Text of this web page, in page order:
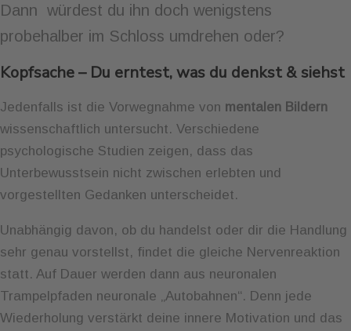
Dann würdest du ihn doch wenigstens
probehalber im Schloss umdrehen oder?
Kopfsache – Du erntest, was du denkst & siehst
Jedenfalls ist die Vorwegnahme von mentalen Bildern
wissenschaftlich untersucht. Verschiedene
psychologische Studien zeigen, dass das
Unterbewusstsein nicht zwischen erlebten und
vorgestellten Gedanken unterscheidet.
Unabhängig davon, ob du handelst oder dir die Handlung
sehr genau vorstellst, findet die gleiche Nervenreaktion
statt. Auf Dauer werden dann aus neuronalen
Trampelpfaden neuronale „Autobahnen“. Denn jede
Wiederholung verstärkt deine innere Motivation und das